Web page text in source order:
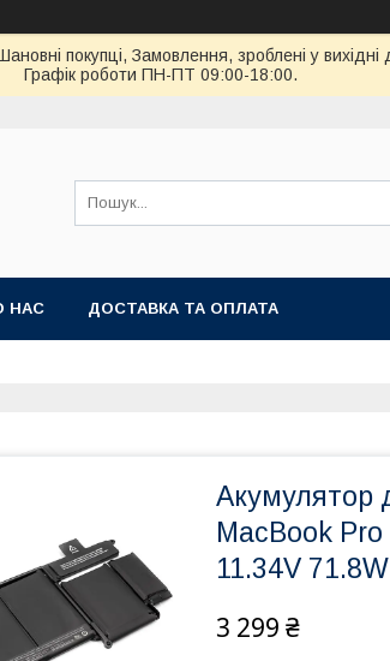
покупці, Замовлення, зроблені у
Графік роботи ПН-ПТ 09:00-18:00.
НАС ДОСТАВКА ТА ОПЛАТА
Акумулятор
MacBook
11.34V
3 299 ₴